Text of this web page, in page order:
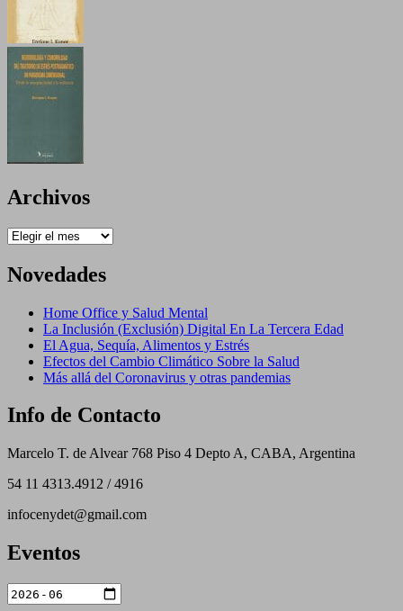
Archivos
Archivos
Novedades
Home Office y Salud Mental
La Inclusión (Exclusión) Digital En La Tercera Edad
El Agua, Sequía, Alimentos y Estrés
Efectos del Cambio Climático Sobre la Salud
Más allá del Coronavirus y otras pandemias
Info de Contacto
Marcelo T. de Alvear 768 Piso 4 Depto A, CABA, Argentina
54 11 4313.4912 / 4916
infocenydet@gmail.com
Eventos